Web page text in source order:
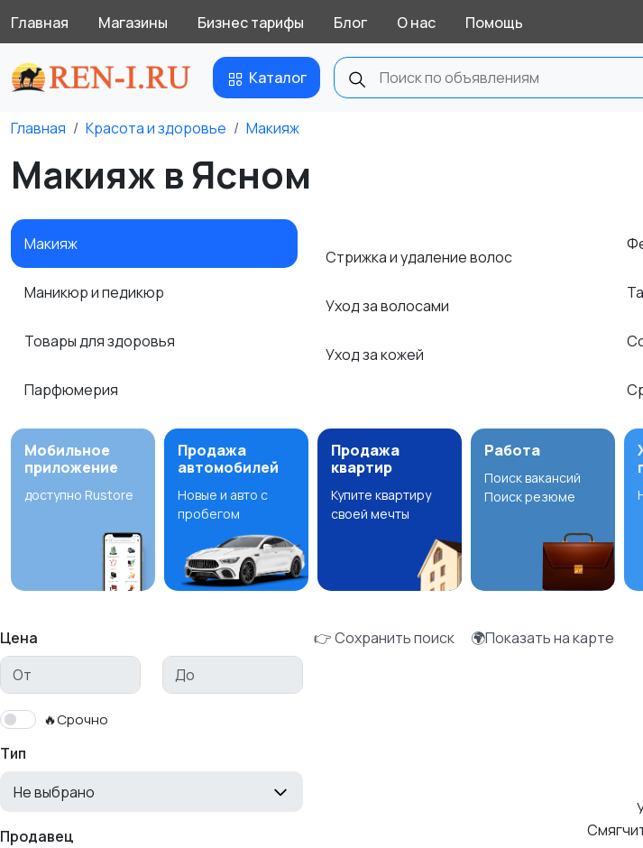
Главная Магазины Бизнес тарифы Блог О нас Помощь
Каталог
Главная Красота и здоровье Макияж
Макияж в Ясном
Макияж
Маникюр и педикюр
Товары для здоровья
Парфюмерия
Стрижка и удаление волос
Уход за волосами
Уход за кожей
Мобильное
приложение
доступно Rustore
Продажа
автомобилей
Новые и авто с
пробегом
Продажа
квартир
Купите квартиру
своей мечты
Работа
Поиск вакансий
Поиск резюме
Цена
🔥Срочно
Тип
Не выбрано
Продавец
👉 Сохранить поиск 🌍Показать на карте